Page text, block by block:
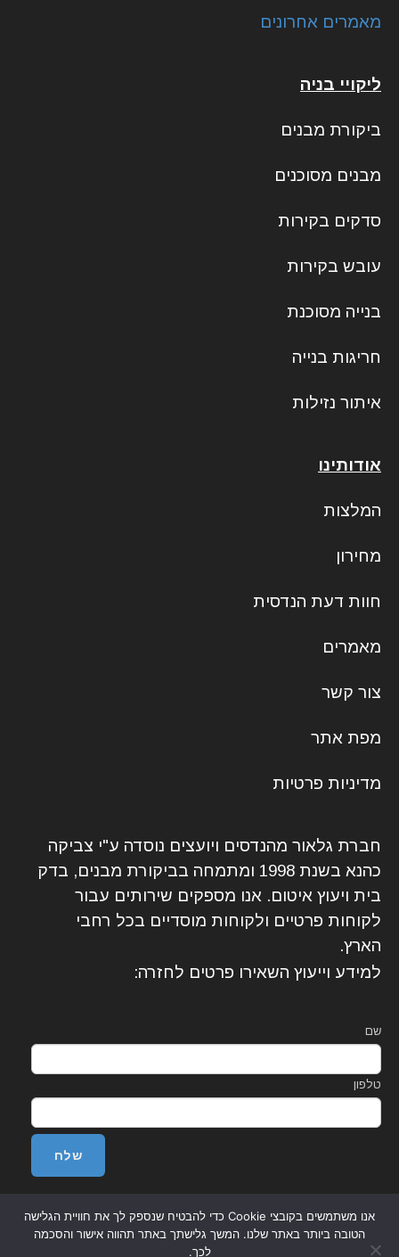
מאמרים אחרונים
ליקויי בניה
ביקורת מבנים
מבנים מסוכנים
סדקים בקירות
עובש בקירות
בנייה מסוכנת
חריגות בנייה
איתור נזילות
אודותינו
המלצות
מחירון
חוות דעת הנדסית
מאמרים
צור קשר
מפת אתר
מדיניות פרטיות
חברת גלאור מהנדסים ויועצים נוסדה ע"י צביקה
כהנא בשנת 1998 ומתמחה בביקורת מבנים, בדק
בית ויעוץ איטום. אנו מספקים שירותים עבור
לקוחות פרטיים ולקוחות מוסדיים בכל רחבי
הארץ.
למידע וייעוץ השאירו פרטים לחזרה:
שם
טלפון
אנו משתמשים בקובצי Cookie כדי להבטיח שנספק לך את חוויית הגלישה
הטובה ביותר באתר שלנו. המשך גלישתך באתר תהווה אישור והסכמה
לכך.